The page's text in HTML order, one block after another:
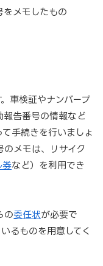
メモしたもの
車検証やナンバープ
報告番号の情報など
手続きを行いましょ
メモは、リサイク
券など）を利用でき
の委任状が必要で
るものを用意してく